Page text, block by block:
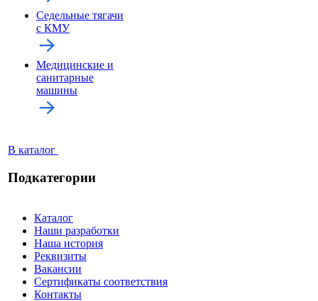
Седельные тягачи
с КМУ
Медицинские и
санитарные
машины
В каталог
Подкатегории
Каталог
Наши разработки
Наша история
Реквизиты
Вакансии
Сертификаты соответствия
Контакты